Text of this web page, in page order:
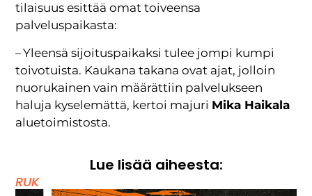
tilaisuus esittää omat toiveensa
palveluspaikasta:
– Yleensä sijoituspaikaksi tulee jompi kumpi
toivotuista. Kaukana takana ovat ajat, jolloin
nuorukainen vain määrättiin palvelukseen
haluja kyselemättä, kertoi majuri Mika Haikala
aluetoimistosta.
Lue lisää aiheesta:
RUK